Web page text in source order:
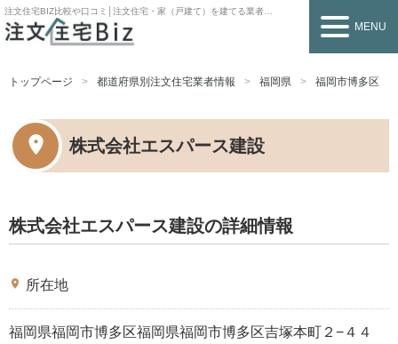
注文住宅BIZ比較や口コミ│注文住宅・家（戸建て）を建てる業者を探すなら
MENU
トップページ 都道府県別注文住宅業者情報 福岡県 福岡市博多区
株式会社エスパース建設
株式会社エスパース建設の詳細情報
place 所在地
福岡県福岡市博多区福岡県福岡市博多区吉塚本町２−４４